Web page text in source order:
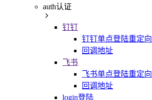
auth认证
钉钉
钉钉单点登陆重定向
回调地址
飞书
飞书单点登陆重定向
回调地址
login登陆